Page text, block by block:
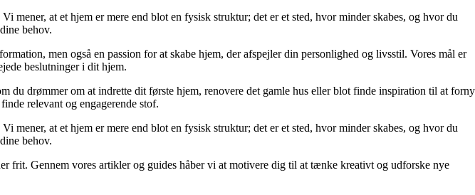
mener, at et hjem er mere end blot en fysisk struktur; det er et sted, hvor minder skabes, og hvor du
behov.
men også en passion for at skabe hjem, der afspejler din personlighed og livsstil. Vores mål er
beslutninger i dit hjem.
drømmer om at indrette dit første hjem, renovere det gamle hus eller blot finde inspiration til at forny
relevant og engagerende stof.
mener, at et hjem er mere end blot en fysisk struktur; det er et sted, hvor minder skabes, og hvor du
behov.
frit. Gennem vores artikler og guides håber vi at motivere dig til at tænke kreativt og udforske nye